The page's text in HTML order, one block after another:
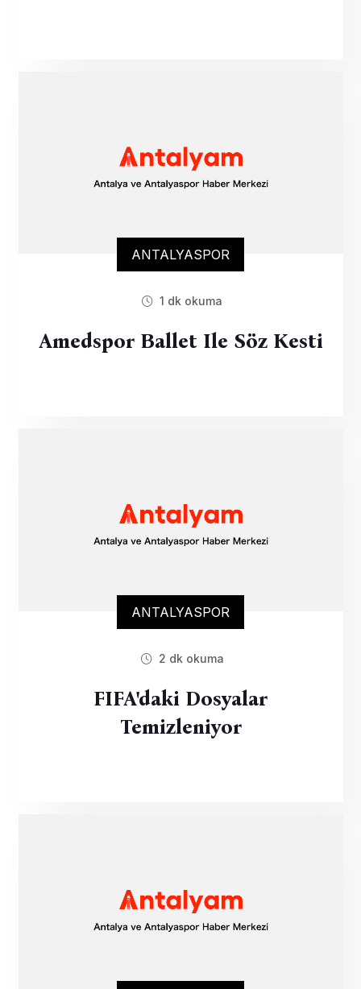
ANTALYASPOR
1 dk okuma
Amedspor Ballet Ile Söz Kesti
ANTALYASPOR
2 dk okuma
FIFA'daki Dosyalar
Temizleniyor